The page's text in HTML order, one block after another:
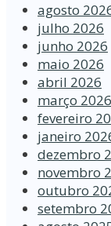
agosto
julho 2026
junho 2026
maio 2026
abril 2026
março 2026
fevereiro
janeiro
dezembro
novembro
outubro
setembro